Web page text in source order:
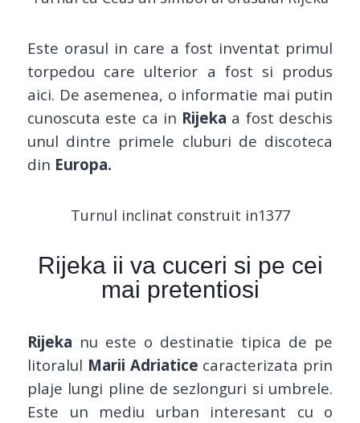
Este orasul in care a fost inventat primul
torpedou care ulterior a fost si produs
aici. De asemenea, o informatie mai putin
cunoscuta este ca in Rijeka a fost deschis
unul dintre primele cluburi de discoteca
din Europa.
Turnul inclinat construit in1377
Rijeka ii va cuceri si pe cei
mai pretentiosi
Rijeka nu este o destinatie tipica de pe
litoralul Marii Adriatice caracterizata prin
plaje lungi pline de sezlonguri si umbrele.
Este un mediu urban interesant cu o